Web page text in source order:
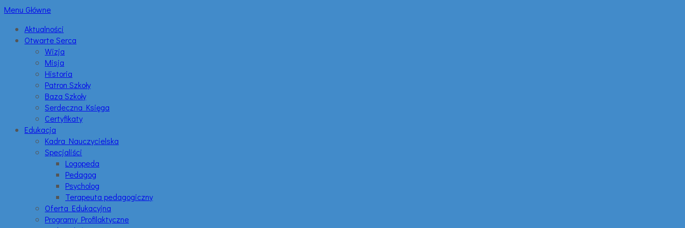
Menu Główne
Aktualności
Otwarte Serca
Wizja
Misja
Historia
Patron Szkoły
Baza Szkoły
Serdeczna Księga
Certyfikaty
Edukacja
Kadra Nauczycielska
Specjaliści
Logopeda
Pedagog
Psycholog
Terapeuta pedagogiczny
Oferta Edukacyjna
Programy Profilaktyczne